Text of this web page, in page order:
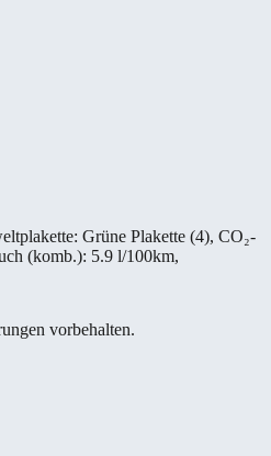
: Grüne Plakette (4), CO₂-
(komb.): 5.9 l/100km,
vorbehalten.